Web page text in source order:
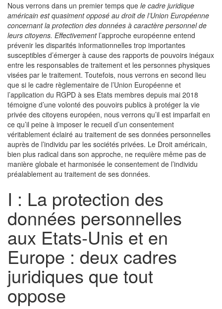
Nous verrons dans un premier temps que le cadre juridique
américain est quasiment opposé au droit de l’Union Européenne
concernant la protection des données à caractère personnel de
leurs citoyens. Effectivement l’approche européenne entend
prévenir les disparités informationnelles trop importantes
susceptibles d’émerger à cause des rapports de pouvoirs inégaux
entre les responsables de traitement et les personnes physiques
visées par le traitement. Toutefois, nous verrons en second lieu
que si le cadre règlementaire de l’Union Européenne et
l’application du RGPD à ses Etats membres depuis mai 2018
témoigne d’une volonté des pouvoirs publics à protéger la vie
privée des citoyens européen, nous verrons qu’il est imparfait en
ce qu’il peine à imposer le recueil d’un consentement
véritablement éclairé au traitement de ses données personnelles
auprès de l’individu par les sociétés privées. Le Droit américain,
bien plus radical dans son approche, ne requière même pas de
manière globale et harmonisée le consentement de l’individu
préalablement au traitement de ses données.
I : La protection des
données personnelles
aux Etats-Unis et en
Europe : deux cadres
juridiques que tout
oppose